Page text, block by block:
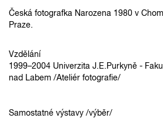
Česká fotografka Narozena 1980 v
Praze.
Vzdělání
1999–2004 Univerzita J.E.Purkyně -
nad Labem /Ateliér fotografie/
Samostatné výstavy /výběr/